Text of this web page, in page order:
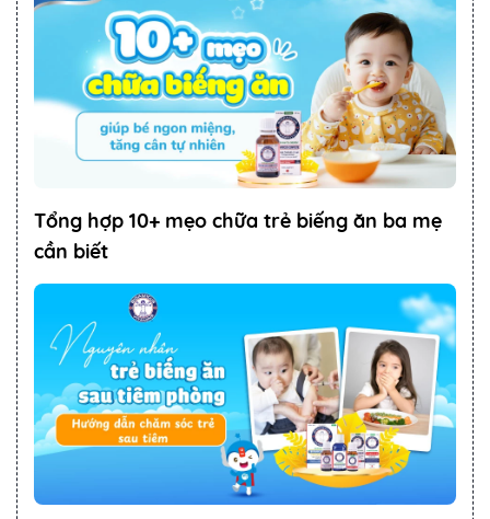
Tổng hợp 10+ mẹo chữa trẻ biếng ăn ba mẹ
cần biết